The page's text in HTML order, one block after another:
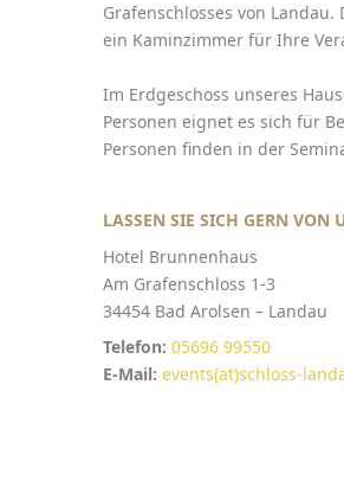
Grafenschlosses von
ein Kaminzimmer für Ihre
Im Erdgeschoss unseres
Personen eignet es sich für
Personen finden in der
LASSEN SIE SICH GERN VON
Hotel Brunnenhaus
Am Grafenschloss 1-3
34454 Bad Arolsen – Landau
Telefon: 05696 99550
E-Mail: events(at)schloss-